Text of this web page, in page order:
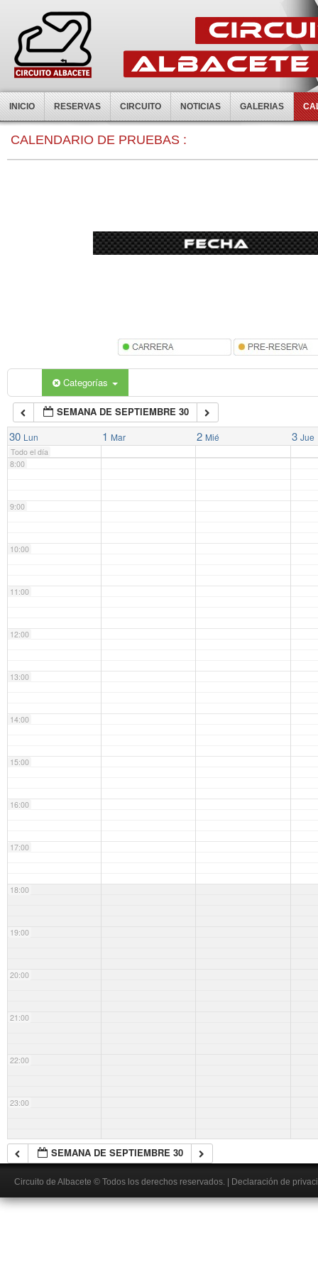
INICIO RESERVAS CIRCUITO NOTICIAS GALERIAS
CALENDARIO DE PRUEBAS :
Categorías
SEMANA DE SEPTIEMBRE 30
30 Lun 1 Mar 2 Mié 3 Jue
Todo el día
0:00
7:00
8:00
9:00
10:00
11:00
12:00
13:00
14:00
15:00
16:00
17:00
18:00
19:00
20:00
21:00
22:00
23:00
SEMANA DE SEPTIEMBRE 30
Circuito de Albacete © Todos los derechos reservados. Declaración de